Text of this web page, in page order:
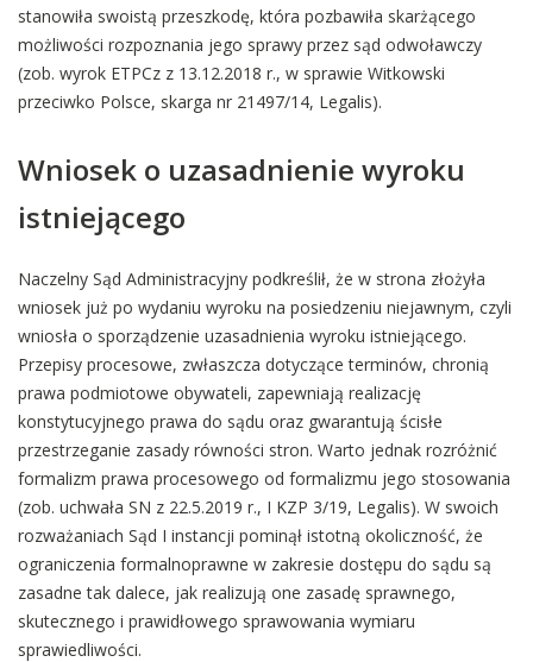
stanowiła swoistą przeszkodę, która pozbawiła skarżącego
możliwości rozpoznania jego sprawy przez sąd odwoławczy
(zob. wyrok ETPCz z 13.12.2018 r., w sprawie Witkowski
przeciwko Polsce, skarga nr 21497/14, Legalis).
Wniosek o uzasadnienie wyroku
istniejącego
Naczelny Sąd Administracyjny podkreślił, że w strona złożyła
wniosek już po wydaniu wyroku na posiedzeniu niejawnym, czyli
wniosła o sporządzenie uzasadnienia wyroku istniejącego.
Przepisy procesowe, zwłaszcza dotyczące terminów, chronią
prawa podmiotowe obywateli, zapewniają realizację
konstytucyjnego prawa do sądu oraz gwarantują ścisłe
przestrzeganie zasady równości stron. Warto jednak rozróżnić
formalizm prawa procesowego od formalizmu jego stosowania
(zob. uchwała SN z 22.5.2019 r., I KZP 3/19, Legalis). W swoich
rozważaniach Sąd I instancji pominął istotną okoliczność, że
ograniczenia formalnoprawne w zakresie dostępu do sądu są
zasadne tak dalece, jak realizują one zasadę sprawnego,
skutecznego i prawidłowego sprawowania wymiaru
sprawiedliwości.